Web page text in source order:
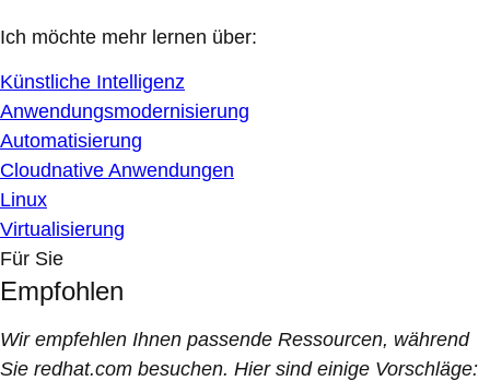
Ich möchte mehr lernen über:
Künstliche Intelligenz
Anwendungsmodernisierung
Automatisierung
Cloudnative Anwendungen
Linux
Virtualisierung
Für Sie
Empfohlen
Wir empfehlen Ihnen passende Ressourcen, während
Sie redhat.com besuchen. Hier sind einige Vorschläge: